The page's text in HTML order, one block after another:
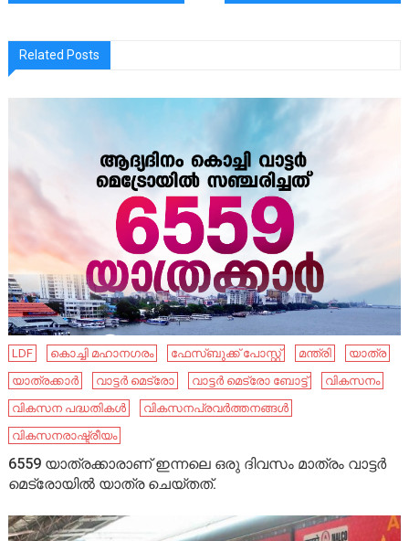
Related Posts
LDF കൊച്ചി മഹാനഗരം ഫേസ്ബുക്ക് പോസ്റ്റ് മന്ത്രി
യാത്ര
യാത്രക്കാർ
വാട്ടർ മെട്രോ വാട്ടർ മെട്രോ ബോട്ട്
വികസനം
വികസന പദ്ധതികള്‍
വികസനപ്രവര്‍ത്തനങ്ങള്‍
വികസനരാഷ്ട്രീയം
6559 യാത്രക്കാരാണ് ഇന്നലെ ഒരു ദിവസം മാത്രം വാട്ടർ
മെട്രോയിൽ യാത്ര ചെയ്തത്.